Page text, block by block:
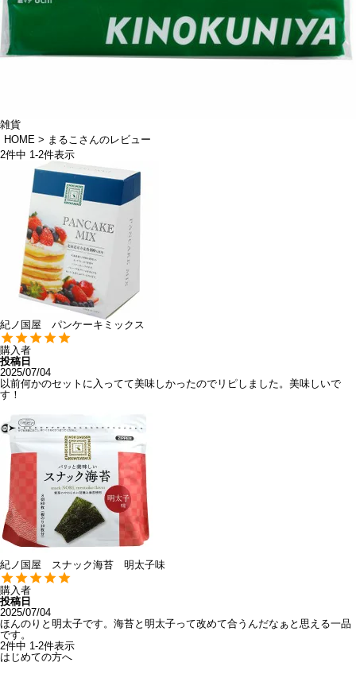
雑貨
HOME
まるこさんのレビュー
2件中 1-2件表示
紀ノ国屋 パンケーキミックス
購入者
投稿日
2025/07/04
以前何かのセットに入ってて美味しかったのでリピしました。美味しいで
す！
紀ノ国屋 スナック海苔 明太子味
購入者
投稿日
2025/07/04
ほんのりと明太子です。海苔と明太子って改めて合うんだなぁと思える一品
です。
2件中 1-2件表示
はじめての方へ